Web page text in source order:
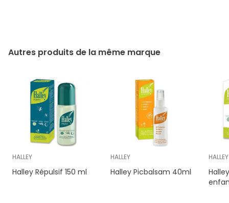
Autres produits de la même marque
HALLEY
Halley Répulsif 150 ml
HALLEY
Halley Picbalsam 40ml
HALLEY